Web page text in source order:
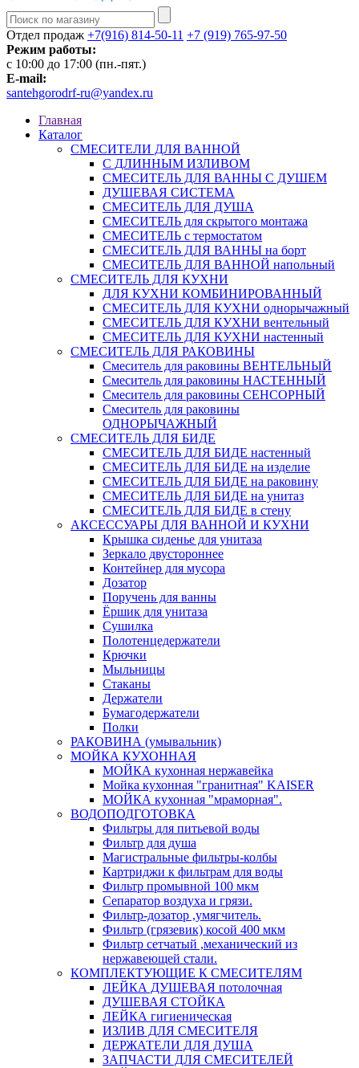
Отдел продаж +7(916) 814-50-11 +7 (919) 765-97-50
Режим работы:
c 10:00 до 17:00 (пн.-пят.)
E-mail:
santehgorodrf-ru@yandex.ru
Главная
Каталог
СМЕСИТЕЛИ ДЛЯ ВАННОЙ
С ДЛИННЫМ ИЗЛИВОМ
СМЕСИТЕЛЬ ДЛЯ ВАННЫ С ДУШЕМ
ДУШЕВАЯ СИСТЕМА
СМЕСИТЕЛЬ ДЛЯ ДУША
СМЕСИТЕЛЬ для скрытого монтажа
СМЕСИТЕЛЬ с термостатом
СМЕСИТЕЛЬ ДЛЯ ВАННЫ на борт
СМЕСИТЕЛЬ ДЛЯ ВАННОЙ напольный
СМЕСИТЕЛЬ ДЛЯ КУХНИ
ДЛЯ КУХНИ КОМБИНИРОВАННЫЙ
СМЕСИТЕЛЬ ДЛЯ КУХНИ однорычажный
СМЕСИТЕЛЬ ДЛЯ КУХНИ вентельный
СМЕСИТЕЛЬ ДЛЯ КУХНИ настенный
СМЕСИТЕЛЬ ДЛЯ РАКОВИНЫ
Смеситель для раковины ВЕНТЕЛЬНЫЙ
Смеситель для раковины НАСТЕННЫЙ
Смеситель для раковины СЕНСОРНЫЙ
Смеситель для раковины
ОДНОРЫЧАЖНЫЙ
СМЕСИТЕЛЬ ДЛЯ БИДЕ
СМЕСИТЕЛЬ ДЛЯ БИДЕ настенный
СМЕСИТЕЛЬ ДЛЯ БИДЕ на изделие
СМЕСИТЕЛЬ ДЛЯ БИДЕ на раковину
СМЕСИТЕЛЬ ДЛЯ БИДЕ на унитаз
СМЕСИТЕЛЬ ДЛЯ БИДЕ в стену
АКСЕССУАРЫ ДЛЯ ВАННОЙ И КУХНИ
Крышка сиденье для унитаза
Зеркало двустороннее
Контейнер для мусора
Дозатор
Поручень для ванны
Ёршик для унитаза
Сушилка
Полотенцедержатели
Крючки
Мыльницы
Стаканы
Держатели
Бумагодержатели
Полки
РАКОВИНА (умывальник)
МОЙКА КУХОННАЯ
МОЙКА кухонная нержавейка
Мойка кухонная "гранитная" KAISER
МОЙКА кухонная "мраморная".
ВОДОПОДГОТОВКА
Фильтры для питьевой воды
Фильтр для душа
Магистральные фильтры-колбы
Картриджи к фильтрам для воды
Фильтр промывной 100 мкм
Сепаратор воздуха и грязи.
Фильтр-дозатор ,умягчитель.
Фильтр (грязевик) косой 400 мкм
Фильтр сетчатый ,механический из
нержавеющей стали.
КОМПЛЕКТУЮЩИЕ К СМЕСИТЕЛЯМ
ЛЕЙКА ДУШЕВАЯ потолочная
ДУШЕВАЯ СТОЙКА
ЛЕЙКА гигиеническая
ИЗЛИВ ДЛЯ СМЕСИТЕЛЯ
ДЕРЖАТЕЛИ ДЛЯ ДУША
ЗАПЧАСТИ ДЛЯ СМЕСИТЕЛЕЙ